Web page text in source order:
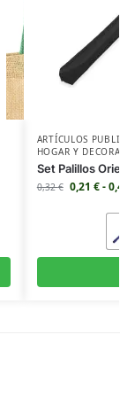
ARTÍCULOS
HOGAR Y
Set Palillos
0,32€ 0,21 €-